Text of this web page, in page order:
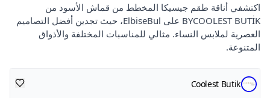
اكتشفي أناقة طقم جيسيكا المخطط من قماش الأسود من
BYCOOLEST BUTİK على ElbiseBul، حيث تجدين أفضل التصاميم
العصرية لملابس النساء. مثالي للمناسبات المختلفة والأذواق
المتنوعة.
Coolest Butik